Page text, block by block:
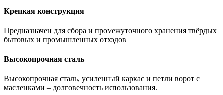
Крепкая конструкция
Предназначен для сбора и промежуточного хранения твёрдых
бытовых и промышленных отходов
Высокопрочная сталь
Высокопрочная сталь, усиленный каркас и петли ворот с
масленками – долговечность использования.